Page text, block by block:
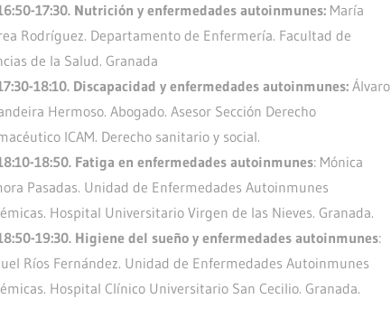
17:30. Nutrición y enfermedades autoinmunes: María
Rodríguez. Departamento de Enfermería. Facultad de
de la Salud. Granada
18:10. Discapacidad y enfermedades autoinmunes: Álvaro
Hermoso. Abogado. Asesor Sección Derecho
ICAM. Derecho sanitario y social.
18:50. Fatiga en enfermedades autoinmunes: Mónica
Pasadas. Unidad de Enfermedades Autoinmunes
Hospital Universitario Virgen de las Nieves. Granada.
19:30. Higiene del sueño y enfermedades autoinmunes:
Ríos Fernández. Unidad de Enfermedades Autoinmunes
Hospital Clínico Universitario San Cecilio. Granada.